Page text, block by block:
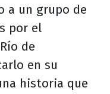
a un grupo de
por el
de
en su
historia que